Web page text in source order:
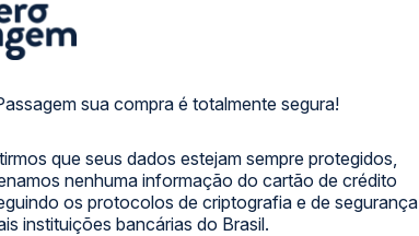
sua compra é totalmente segura!
que seus dados estejam sempre protegidos,
nenhuma informação do cartão de crédito
os protocolos de criptografia e de segurança
instituições bancárias do Brasil.